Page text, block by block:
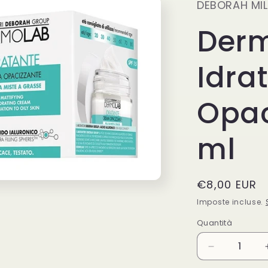
DEBORAH
ml
Prezzo
di
listino
€8,00 EUR
Imposte incluse.
Quantità
Quantità
Diminuisci
quantità